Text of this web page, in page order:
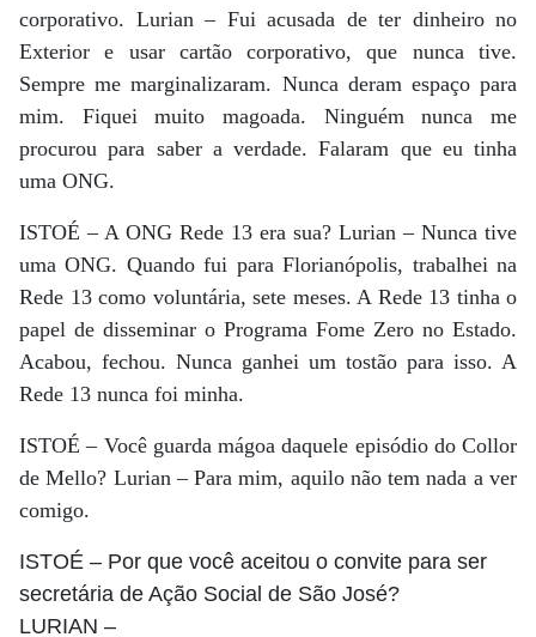
corporativo. Lurian – Fui acusada de ter dinheiro no
Exterior e usar cartão corporativo, que nunca tive.
Sempre me marginalizaram. Nunca deram espaço para
mim. Fiquei muito magoada. Ninguém nunca me
procurou para saber a verdade. Falaram que eu tinha
uma ONG.
ISTOÉ – A ONG Rede 13 era sua? Lurian – Nunca tive
uma ONG. Quando fui para Florianópolis, trabalhei na
Rede 13 como voluntária, sete meses. A Rede 13 tinha o
papel de disseminar o Programa Fome Zero no Estado.
Acabou, fechou. Nunca ganhei um tostão para isso. A
Rede 13 nunca foi minha.
ISTOÉ – Você guarda mágoa daquele episódio do Collor
de Mello? Lurian – Para mim, aquilo não tem nada a ver
comigo.
ISTOÉ – Por que você aceitou o convite para ser
secretária de Ação Social de São José?
LURIAN –